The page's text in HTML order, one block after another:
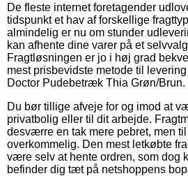
De fleste internet foretagender
tidspunkt et hav af forskellige
almindelig er nu om stunder
kan afhente dine varer på et
Fragtløsningen er jo i høj grad
mest prisbevidste metode til
Doctor Pudebetræk Thia Grøn/Brun.
Du bør tillige afveje for og imod at
privatbolig eller til dit arbejde.
desværre en tak mere pebret, men
overkommelig. Den mest letkøbte
være selv at hente ordren, som dog
befinder dig tæt på netshoppens